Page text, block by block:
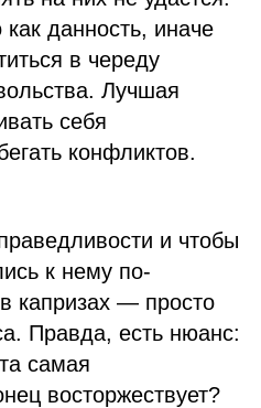
данность, иначе
в череду
Лучшая
себя
конфликтов.
и чтобы
к нему по-
капризах — просто
Правда, есть нюанс:
самая
восторжествует?